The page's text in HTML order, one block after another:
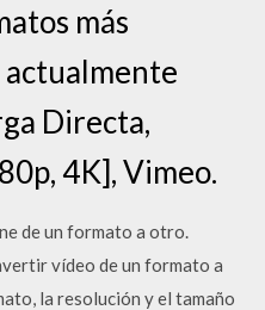
más
actualmente
Directa,
4K], Vimeo.
de un formato a otro.
vídeo de un formato a
la resolución y el tamaño